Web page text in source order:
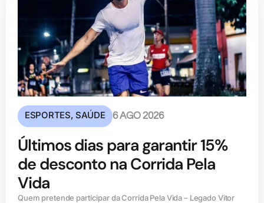
ESPORTES,SAÚDE 6 AGO 2026
Últimos dias para garantir 15%
de desconto na Corrida Pela
Vida
Quem pretende participar da Corrida Pela Vida – Legado Vitor